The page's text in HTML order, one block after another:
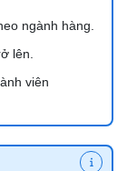
ngành hàng.
lên.
viên